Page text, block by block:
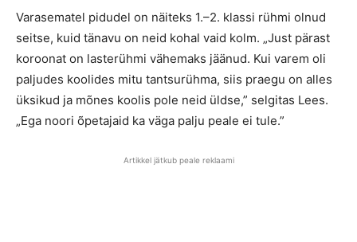
Varasematel pidudel on näiteks 1.–2. klassi rühmi olnud
seitse, kuid tänavu on neid kohal vaid kolm. „Just pärast
koroonat on lasterühmi vähemaks jäänud. Kui varem oli
paljudes koolides mitu tantsurühma, siis praegu on alles
üksikud ja mõnes koolis pole neid üldse,” selgitas Lees.
„Ega noori õpetajaid ka väga palju peale ei tule.”
Artikkel jätkub peale reklaami